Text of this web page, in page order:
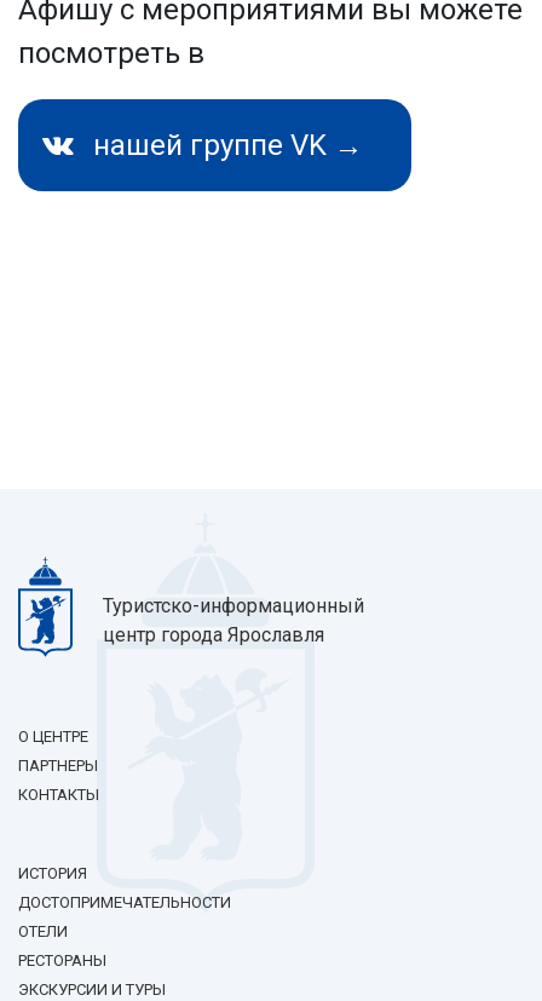
Афишу с мероприятиями вы можете
посмотреть в
нашей группе VK →
Туристско-информационный
центр города Ярославля
О ЦЕНТРЕ
ПАРТНЕРЫ
КОНТАКТЫ
ИСТОРИЯ
ДОСТОПРИМЕЧАТЕЛЬНОСТИ
ОТЕЛИ
РЕСТОРАНЫ
ЭКСКУРСИИ И ТУРЫ